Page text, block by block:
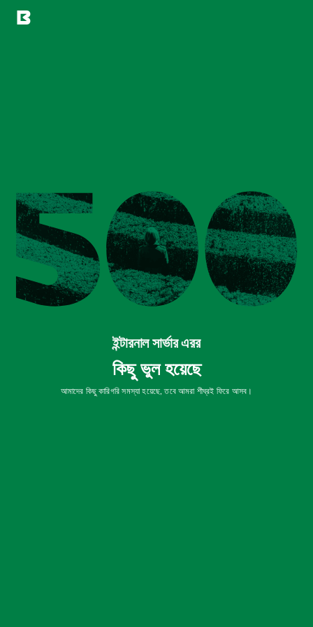
ইন্টারনাল সার্ভার এরর
কিছু ভুল হয়েছে
আমাদের কিছু কারিগরি সমস্যা হয়েছে, তবে আমরা শীঘ্রই ফিরে আসব।